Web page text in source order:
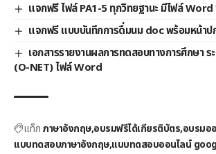
แจกฟรี ไฟล์ PA1-5 ทุกวิทยฐานะ มีไฟล์
แจกฟรี แบบบันทึกการดื่มนม doc พร้อมหน้าป
เอกสารรายงานผลการทดสอบทางการศึกษา
(O-NET) ไฟล์ Word
แท็กภาษาอังกฤษ อบรมฟรีได้เกียรติบัตร อบรมอ
แบบทดสอบภาษาอังกฤษ แบบทดสอบออนไลน์